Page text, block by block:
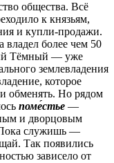
общества. Всё
к князьям,
и купли-продажи.
более чем 50
Тёмный — уже
землевладения
которое
обменять. Но рядом
поме́стье —
и дворцовым
Пока служишь —
Так появились
зависело от